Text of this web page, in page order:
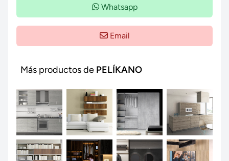
Whatsapp
Email
Más productos de PELÍKANO